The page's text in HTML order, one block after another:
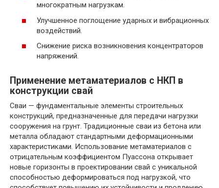
многократным нагрузкам.
Улучшенное поглощение ударных и вибрационных
воздействий.
Снижение риска возникновения концентраторов
напряжений.
Применение метаматериалов с НКП в
конструкции свай
Сваи — фундаментальные элементы строительных
конструкций, предназначенные для передачи нагрузки
сооружения на грунт. Традиционные сваи из бетона или
металла обладают стандартными деформационными
характеристиками. Использование метаматериалов с
отрицательным коэффициентом Пуассона открывает
новые горизонты в проектировании свай с уникальной
способностью деформироваться под нагрузкой, что